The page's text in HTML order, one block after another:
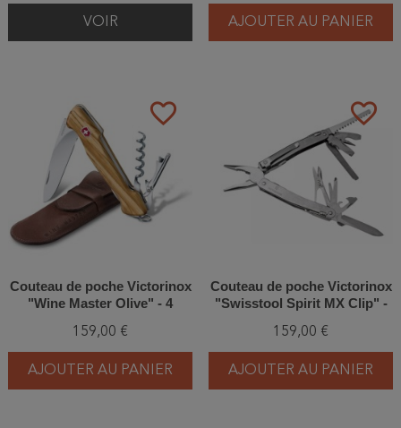
VOIR AJOUTER AU PANIER
favorite_border
Couteau de poche Victorinox
"Wine Master Olive" - 4
159,00 €
AJOUTER AU PANIER
favorite_border
Couteau de poche Victorinox
"Swisstool Spirit MX Clip" -
159,00 €
AJOUTER AU PANIER